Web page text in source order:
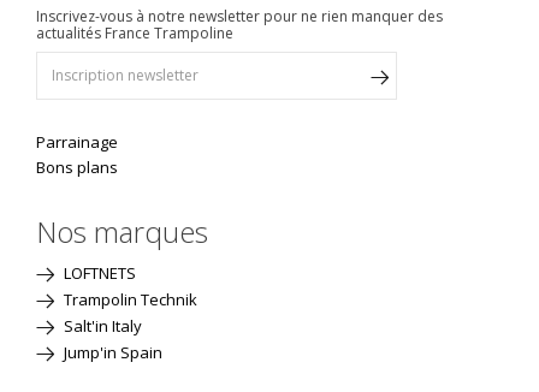
Inscrivez-vous à notre newsletter pour ne rien manquer des
actualités France Trampoline
Parrainage
Bons plans
Nos marques
LOFTNETS
Trampolin Technik
Salt'in Italy
Jump'in Spain